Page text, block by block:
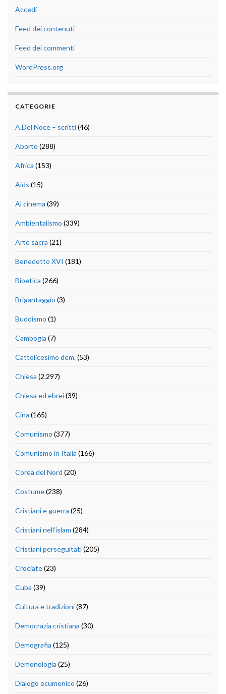
Accedi
Feed dei contenuti
Feed dei commenti
WordPress.org
CATEGORIE
A.Del Noce – scritti(46)
Aborto (288)
Africa (153)
Aids (15)
Al cinema (39)
Ambientalismo (339)
Arte sacra (21)
Benedetto XVI (181)
Bioetica (266)
Brigantaggio (3)
Buddismo (1)
Cambogia (7)
Cattolicesimo dem.(53)
Chiesa (2.297)
Chiesa ed ebrei(39)
Cina (165)
Comunismo (377)
Comunismo in Italia (166)
Corea del Nord (20)
Costume(238)
Cristiani e guerra (25)
Cristiani nell'islam (284)
Cristiani perseguitati(205)
Crociate(23)
Cuba (39)
Cultura e tradizioni(87)
Democrazia cristiana (30)
Demografia (125)
Demonologia (25)
Dialogo ecumenico (26)